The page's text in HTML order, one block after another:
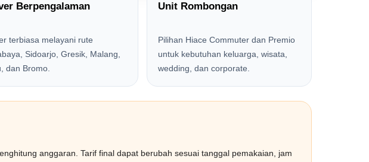
Berpengalaman
terbiasa melayani rute
Sidoarjo, Gresik, Malang,
dan Bromo.
Unit Rombongan
Pilihan Hiace Commuter dan Premio
untuk kebutuhan keluarga, wisata,
wedding, dan corporate.
anggaran. Tarif final dapat berubah sesuai tanggal pemakaian, jam